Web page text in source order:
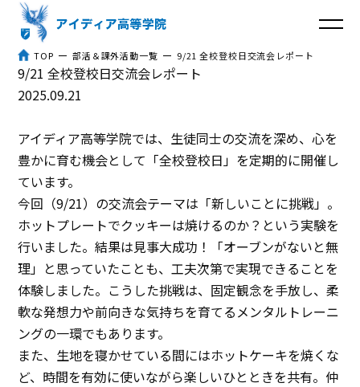
アイディア高等学院とは
３つのポイント
体験談
入学までの流れ
よくあるご質問
イベント
TOP 部活＆課外活動一覧 9/21 全校登校日交流会レポート
9/21 全校登校日交流会レポート
2025.09.21
アイディア高等学院では、生徒同士の交流を深め、心を
豊かに育む機会として「全校登校日」を定期的に開催し
ています。
今回（9/21）の交流会テーマは「新しいことに挑戦」。
ホットプレートでクッキーは焼けるのか？という実験を
行いました。結果は見事大成功！「オーブンがないと無
理」と思っていたことも、工夫次第で実現できることを
体験しました。こうした挑戦は、固定観念を手放し、柔
軟な発想力や前向きな気持ちを育てるメンタルトレーニ
ングの一環でもあります。
また、生地を寝かせている間にはホットケーキを焼くな
ど、時間を有効に使いながら楽しいひとときを共有。仲